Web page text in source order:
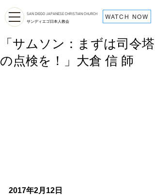
SAN DIEGO JAPANESE CHRISTIAN CHURCH
サンディエゴ日本人教会
WATCH NOW
「サムソン：まずは司令塔
の点検を！」大倉 信 師
2017年2月12日